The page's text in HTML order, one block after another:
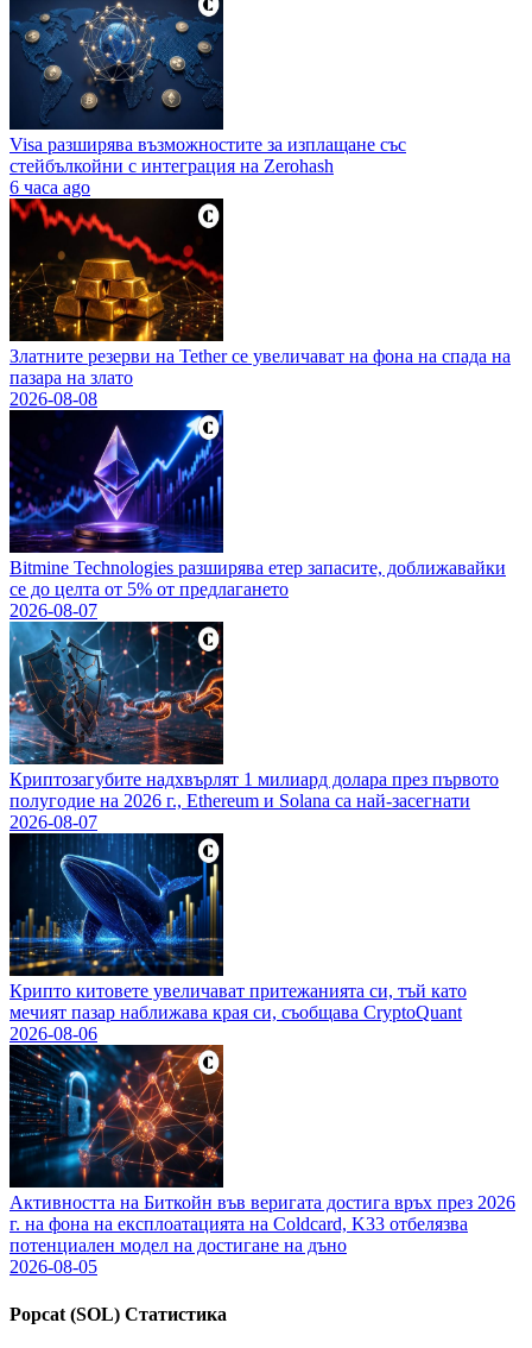
Visa разширява възможностите за изплащане със
стейбълкойни с интеграция на Zerohash
6 часа ago
Златните резерви на Tether се увеличават на фона на спада на
пазара на злато
2026-08-08
Bitmine Technologies разширява етер запасите, доближавайки
се до целта от 5% от предлагането
2026-08-07
Криптозагубите надхвърлят 1 милиард долара през първото
полугодие на 2026 г., Ethereum и Solana са най-засегнати
2026-08-07
Крипто китовете увеличават притежанията си, тъй като
мечият пазар наближава края си, съобщава CryptoQuant
2026-08-06
Активността на Биткойн във веригата достига връх през 2026
г. на фона на експлоатацията на Coldcard, K33 отбелязва
потенциален модел на достигане на дъно
2026-08-05
Popcat (SOL) Статистика